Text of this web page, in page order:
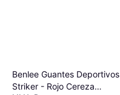
Benlee Guantes Deportivos
Striker - Rojo Cereza